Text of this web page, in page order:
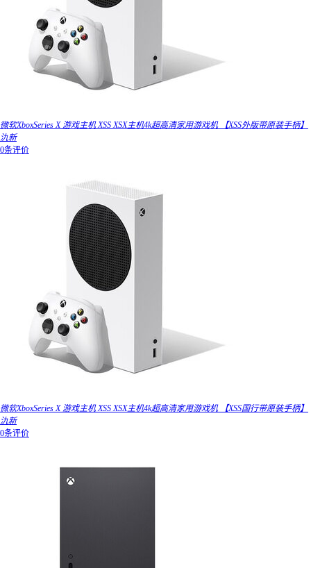
微软XboxSeries X 游戏主机 XSS XSX主机4k超高清家用游戏机 【XSS外版带原装手柄】
氿新
0条评价
微软XboxSeries X 游戏主机 XSS XSX主机4k超高清家用游戏机 【XSS国行带原装手柄】
氿新
0条评价